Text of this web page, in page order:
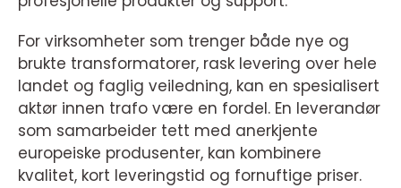
For virksomheter som trenger både nye og
brukte transformatorer, rask levering over hele
landet og faglig veiledning, kan en spesialisert
aktør innen trafo være en fordel. En leverandør
som samarbeider tett med anerkjente
europeiske produsenter, kan kombinere
kvalitet, kort leveringstid og fornuftige priser.